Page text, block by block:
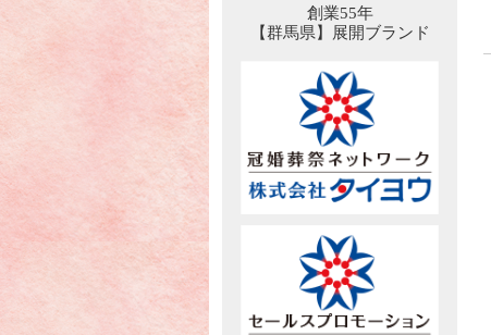
創業55年
【群馬県】展開ブランド